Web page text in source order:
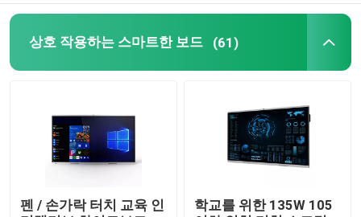
플로어 스탠딩 디지털 신호
상호 작용하는 스마트한 보드 (61)
펜 / 손가락 터치 교육 인
학교를 위한 135W 105